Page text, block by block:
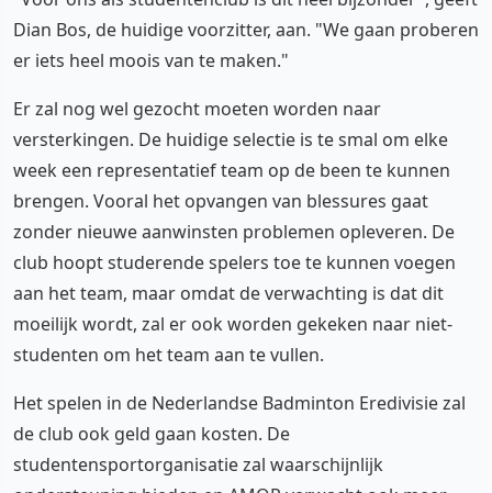
Dian Bos, de huidige voorzitter, aan. "We gaan proberen
er iets heel moois van te maken."
Er zal nog wel gezocht moeten worden naar
versterkingen. De huidige selectie is te smal om elke
week een representatief team op de been te kunnen
brengen. Vooral het opvangen van blessures gaat
zonder nieuwe aanwinsten problemen opleveren. De
club hoopt studerende spelers toe te kunnen voegen
aan het team, maar omdat de verwachting is dat dit
moeilijk wordt, zal er ook worden gekeken naar niet-
studenten om het team aan te vullen.
Het spelen in de Nederlandse Badminton Eredivisie zal
de club ook geld gaan kosten. De
studentensportorganisatie zal waarschijnlijk